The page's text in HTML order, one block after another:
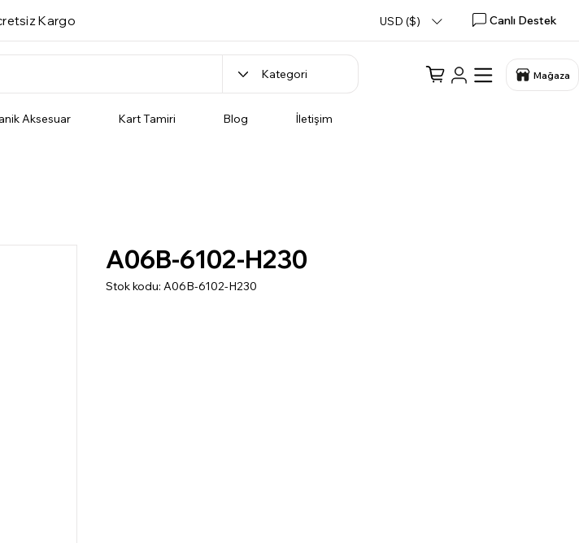
Kargo USD ($) Canlı Destek
Mağaza
Aksesuar Kart Tamiri Blog İletişim
A06B-6102-H230
Stok kodu: A06B-6102-H230